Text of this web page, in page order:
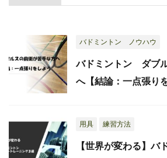
バドミントン ノウハウ
バドミントン ダブ
へ【結論：一点張り
用具 練習方法
【世界が変わる】バ